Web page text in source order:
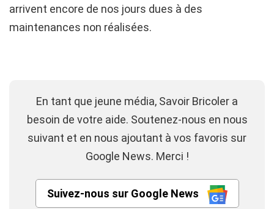
arrivent encore de nos jours dues à des
maintenances non réalisées.
En tant que jeune média, Savoir Bricoler a
besoin de votre aide. Soutenez-nous en nous
suivant et en nous ajoutant à vos favoris sur
Google News. Merci !
Suivez-nous sur Google News